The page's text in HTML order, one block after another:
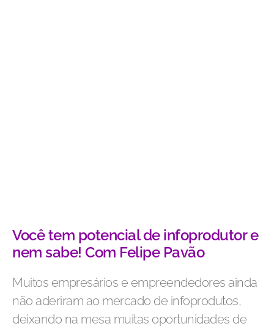
Você tem potencial de infoprodutor e
nem sabe! Com Felipe Pavão
Muitos empresários e empreendedores ainda
não aderiram ao mercado de infoprodutos,
deixando na mesa muitas oportunidades de